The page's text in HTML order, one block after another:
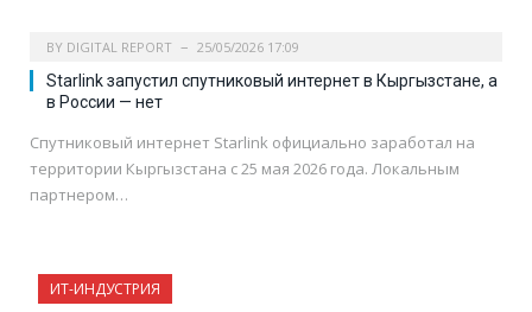
BY DIGITAL REPORT 25/05/2026 17:09
Starlink запустил спутниковый интернет в Кыргызстане, а
в России — нет
Спутниковый интернет Starlink официально заработал на
территории Кыргызстана с 25 мая 2026 года. Локальным
партнером…
ИТ-ИНДУСТРИЯ